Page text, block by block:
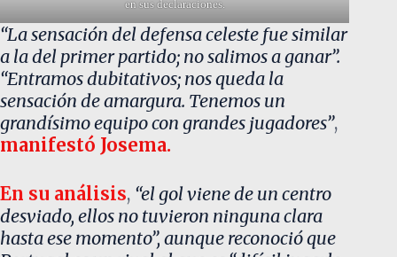
en sus declaraciones.
“La sensación del defensa celeste fue similar
a la del primer partido; no salimos a ganar”.
“Entramos dubitativos; nos queda la
sensación de amargura. Tenemos un
grandísimo equipo con grandes jugadores”,
manifestó Josema.
En su análisis, “el gol viene de un centro
desviado, ellos no tuvieron ninguna clara
hasta ese momento”, aunque reconoció que